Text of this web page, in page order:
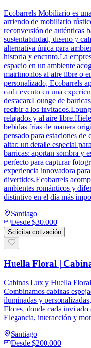
Ecobarrels Mobiliario es
arriendo de mobiliario
reconversión de auténticas
sustentabilidad, diseño y
alternativa única para
historia y encanto.La
espacio en un ambiente
matrimonios al aire libre o
personalizado, Ecobarrels
cada evento en una
destacan:Lounge de
recibir a los
relajados y al aire
bebidas frías de manera
pensado para estaciones
altar: un detalle especial
barricas: aportan sombra y
perfecto para capturar
experiencia innovadora
divertidos.Ecobarrels
ambientes románticos y
distintivo en el día más
Santiago
Desde $30.000
Solicitar cotización
Huella Floral |
Cabinas Lux y Huella Floral
Combinamos cabinas
iluminadas y
Flores, donde cada invitado
Elegancia, interacción y
Santiago
Desde $200.000